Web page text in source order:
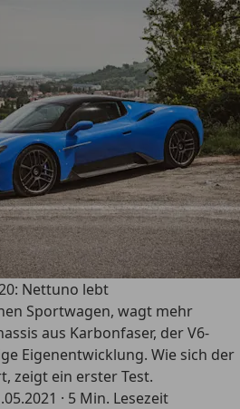
Nettuno lebt
Sportwagen, wagt mehr
aus Karbonfaser, der V6-
Eigenentwicklung. Wie sich der
zeigt ein erster Test.
· 5 Min. Lesezeit